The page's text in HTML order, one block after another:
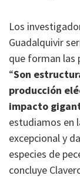
Los
Guadalquivir
que forman las
“Son
producción
impacto
estudiamos en
excepcional y
especies de
concluye